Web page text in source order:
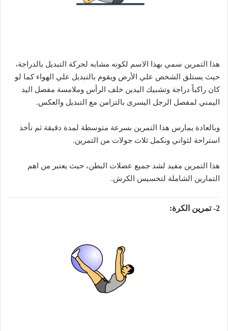
هذا التمرين سمي بهذا الاسم لكونه مشابه لحركة التبديل بالدراجة،
حيث يستلق الشخص علي الأرض ويقوم بالتبديل علي الهواء كما لو
كان راكباً دراجة وتشبيك اليدين خلف الرأس وملامسة مفصل اليد
اليمني لمفصل الرجل اليسرى بالتزامن مع التبديل والعكس.
وبالعادة يمارس هذا التمرين بسرعة متوسطة لمدة دقيقة ثم نأخذ
استراحة لثواني ونكمل ثلاث جولات من التمرين.
هذا التمرين مفيد لشد جميع عضلات البطن، حيث يعتبر من اهم
التمارين الشاملة لتخسيس الكرش.
2- تمرين الكرة: